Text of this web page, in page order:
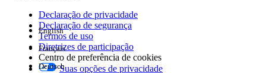
Edição
Declaração de privacidade
Declaração de segurança
Termos de uso
Diretrizes de participação
Centro de preferência de cookies
Suas opções de privacidade
English
Français
Deutsch